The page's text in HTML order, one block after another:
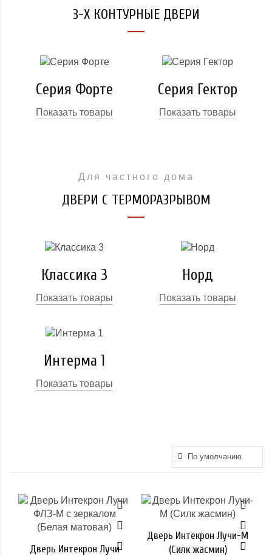
3-Х КОНТУРНЫЕ ДВЕРИ
Серия Форте
Показать товары
Серия Гектор
Показать товары
Для частного дома
ДВЕРИ С ТЕРМОРАЗРЫВОМ
Классика 3
Показать товары
Норд
Показать товары
Интерма 1
Показать товары
Дверь Интекрон Лучи
Дверь Интекрон Лучи-М
(Силк жасмин)